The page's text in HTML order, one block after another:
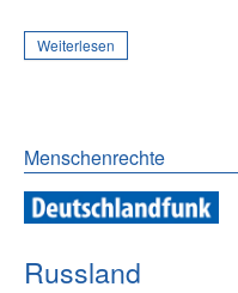
Weiterlesen
Menschenrechte
Russland